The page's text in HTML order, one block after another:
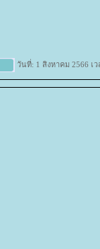
วันที่: 1 สิงหาคม 2566 เ